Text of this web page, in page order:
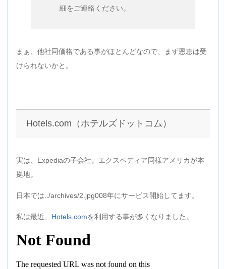
細をご連絡ください。
まぁ、他社同価格である事がほとんどなので、まず恩恵は受
けられないかと。
Hotels.com（ホテルズドットコム）
実は、Expediaの子会社。エクスペディア同様アメリカが本
拠地。
日本では../archives/2.jpg008年にサービス開始してます。
私は最近、 Hotels.comを利用する事が多くなりました。